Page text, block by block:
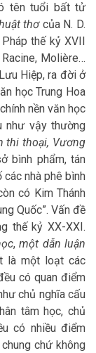
tên tuổi bất tử
thơcủa N. D.
thế kỷ XVII
Molière…
Hiệp, ra đời ở
học Trung Hoa
nền văn học
như vậy thường
thi thoại, Vương
bình phẩm, tán
nhà phê bình
có Kim Thánh
Quốc”. Vấn đề
thế kỷ XX-XXI.
,một dẫn luận
là một loạt các
có quan điểm
chủ nghĩa cấu
tâm học, chủ
có nhiều điểm
chứ không